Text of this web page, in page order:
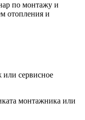
по монтажу и
отопления и
сервисное
монтажника или